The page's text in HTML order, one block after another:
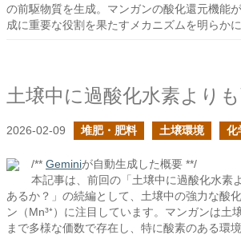
の前駆物質を生成。マンガンの酸化還元機能
成に重要な役割を果たすメカニズムを明らかに
2026-02-09 堆肥・肥料 土壌環境 化
/** Geminiが自動生成した概要 **/
本記事は、前回の「土壌中に過酸化水素
あるか？」の続編として、土壌中の強力な酸
ン（Mn³⁺）に注目しています。マンガンは土
まで多様な価数で存在し、特に酸素のある環